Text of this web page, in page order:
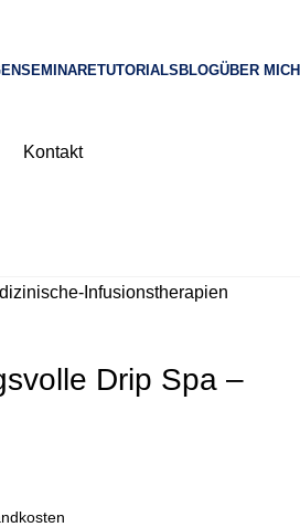
SEMINARETUTORIALS BLOGÜBER MICH
Kontakt
Drip Spa –